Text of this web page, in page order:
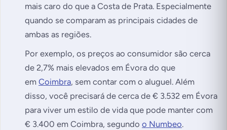
mais caro do que a Costa de Prata. Especialmente
quando se comparam as principais cidades de
ambas as regiões.
Por exemplo, os preços ao consumidor são cerca
de 2,7% mais elevados em Évora do que
em Coimbra, sem contar com o aluguel. Além
disso, você precisará de cerca de € 3.532 em Évora
para viver um estilo de vida que pode manter com
€ 3.400 em Coimbra, segundo o Numbeo.